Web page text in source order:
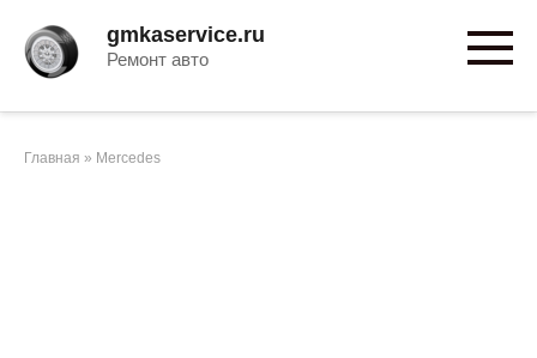
контенту
gmkaservice.ru
Ремонт авто
Главная » Mercedes